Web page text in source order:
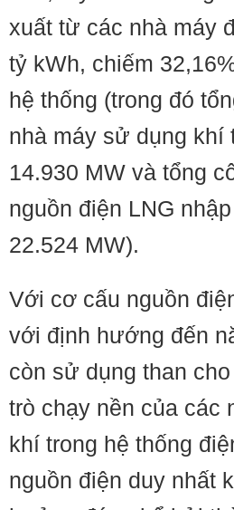
xuất từ các nhà máy
tỷ kWh, chiếm
hệ thống (trong đó
nhà máy sử dụng khí
14.930 MW và tổng
nguồn điện LNG
22.524 MW).
Với cơ cấu nguồn
với định hướng đến
còn sử dụng than
trò chạy nền của các
khí trong hệ thống
nguồn điện duy nhất